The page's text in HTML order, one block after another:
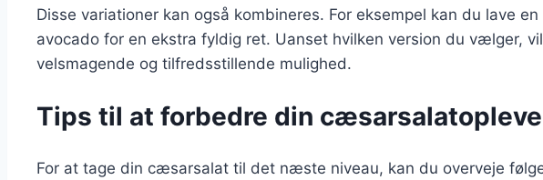
Disse variationer kan også kombineres. For eksempel kan du lave
avocado for en ekstra fyldig ret. Uanset hvilken version du vælger,
velsmagende og tilfredsstillende mulighed.
Tips til at forbedre din
For at tage din cæsarsalat til det næste niveau, kan du overveje